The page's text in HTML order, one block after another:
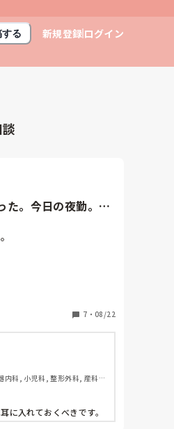
る 新規登録ログイン
た。今日の夜勤。ス
行き
ても
7 ・ 08/22
内科, 小児科, 整形外科, 産科・
HCU, プリセプター, 病棟, リ
, GCU, 消化器外科, 一般病院,
ペ室
に入れておくべきです。